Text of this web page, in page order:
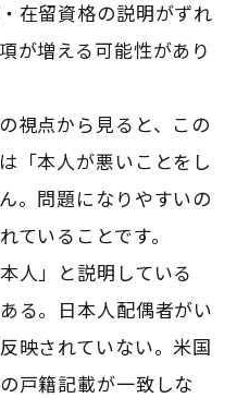
在留資格の説明がずれ
が増える可能性があり
視点から見ると、この
「本人が悪いことをし
。問題になりやすいの
ていることです。
人」と説明している
る。日本人配偶者がい
映されていない。米国
戸籍記載が一致しな